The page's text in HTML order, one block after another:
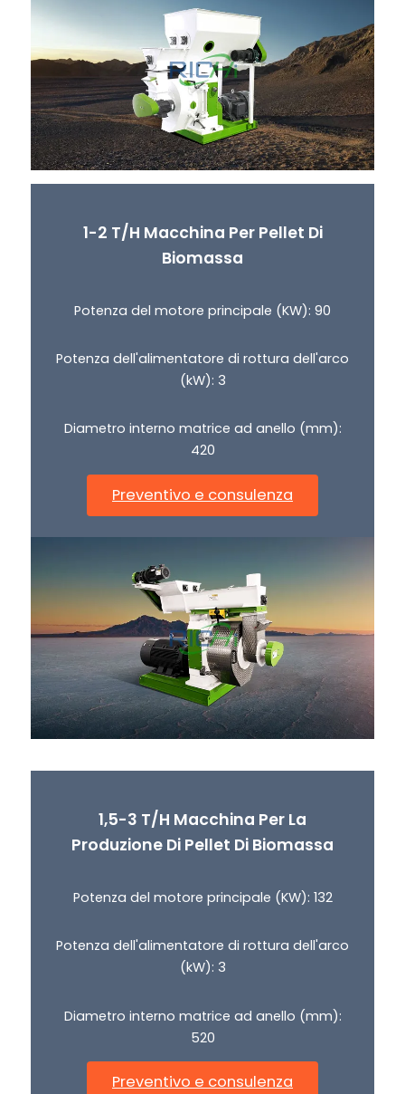
1-2 T/H Macchina Per Pellet Di
Biomassa
Potenza del motore principale (KW): 90
Potenza dell'alimentatore di rottura dell'arco
(kW): 3
Diametro interno matrice ad anello (mm):
420
Preventivo e consulenza
1,5-3 T/H Macchina Per La
Produzione Di Pellet Di Biomassa
Potenza del motore principale (KW): 132
Potenza dell'alimentatore di rottura dell'arco
(kW): 3
Diametro interno matrice ad anello (mm):
520
Preventivo e consulenza